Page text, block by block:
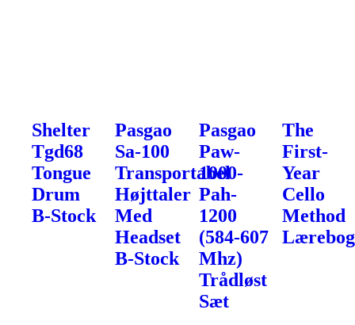
Shelter
Tgd68
Tongue
Drum
B-Stock
Pasgao
Sa-100
Transportabel
Højttaler
Med
Headset
B-Stock
Pasgao
Paw-
1000-
Pah-
1200
(584-607
Mhz)
Trådløst
Sæt
The
First-
Year
Cello
Method
Lærebog